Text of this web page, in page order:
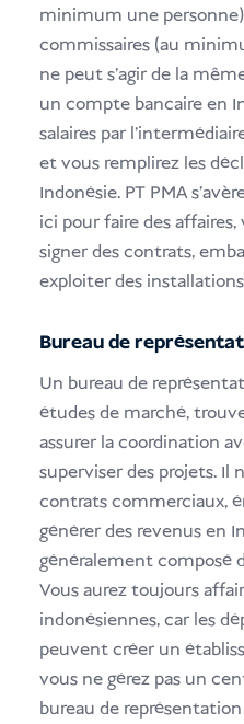
minimum une
commissaires (au
ne peut s'agir de la
un compte bancaire en
salaires par
et vous remplirez les
Indonésie. PT PMA
ici pour faire des
signer des contrats,
exploiter des
Bureau de
Un bureau de
études de marché,
assurer la coordination
superviser des projets. Il
contrats commerciaux,
générer des revenus en
généralement composé
Vous aurez toujours
indonésiennes, car les
peuvent créer un
vous ne gérez pas un
bureau de